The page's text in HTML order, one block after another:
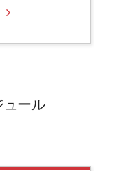
ュール